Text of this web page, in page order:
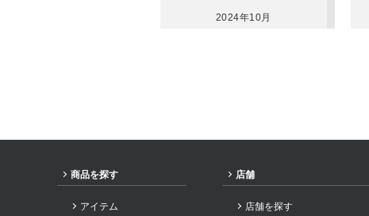
2024年10月
2024年2月
2024年1月
商品を探す
アイテム
店舗
店舗を探す